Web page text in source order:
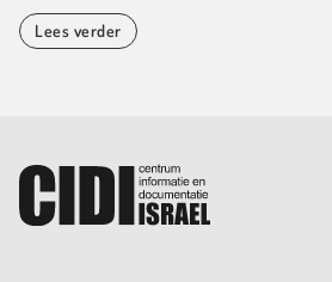
Lees verder